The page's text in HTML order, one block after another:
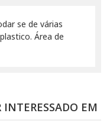
se de várias
Área de
EM